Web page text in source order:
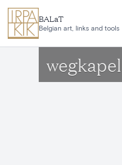
BALaT
Belgian art, links and tools